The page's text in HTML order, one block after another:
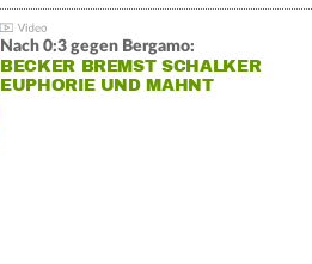
Nach 0:3 gegen Bergamo:
BECKER BREMST SCHALKER
EUPHORIE UND MAHNT